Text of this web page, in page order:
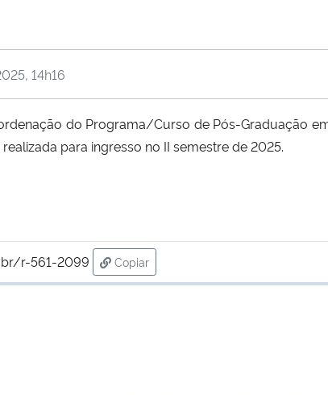
14h16
do Programa/Curso de Pós-Graduação
para ingresso no II semestre de 2025.
r-561-2099
Copiar
para área de transferência